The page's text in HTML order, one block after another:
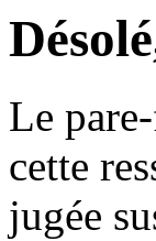
Le
cette
jugée